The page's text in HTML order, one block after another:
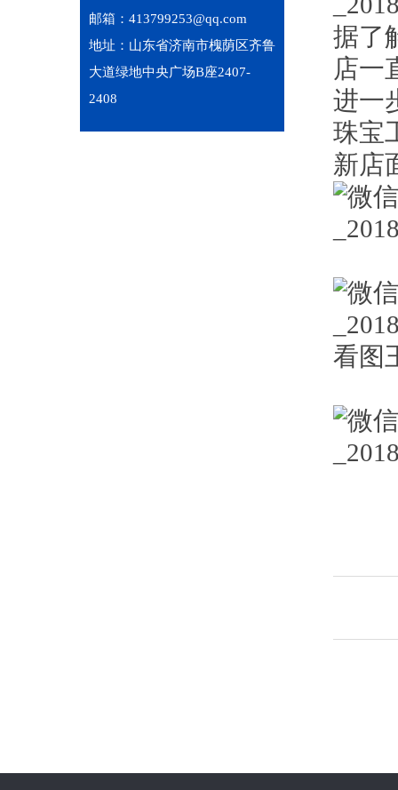
邮箱：413799253@qq.com
地址：山东省济南市槐荫区齐鲁
大道绿地中央广场B座2407-
2408
据了
店一
进一
珠宝
新店